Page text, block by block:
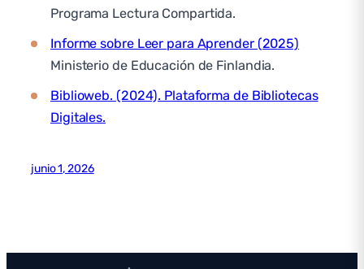
Programa Lectura Compartida.
Informe sobre Leer para Aprender (2025)
Ministerio de Educación de Finlandia.
Biblioweb. (2024). Plataforma de Bibliotecas
Digitales.
junio 1, 2026